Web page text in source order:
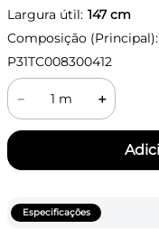
Largura útil: 147cm
Composição (Principal):
P31TC008300412
＋
－
Especificações